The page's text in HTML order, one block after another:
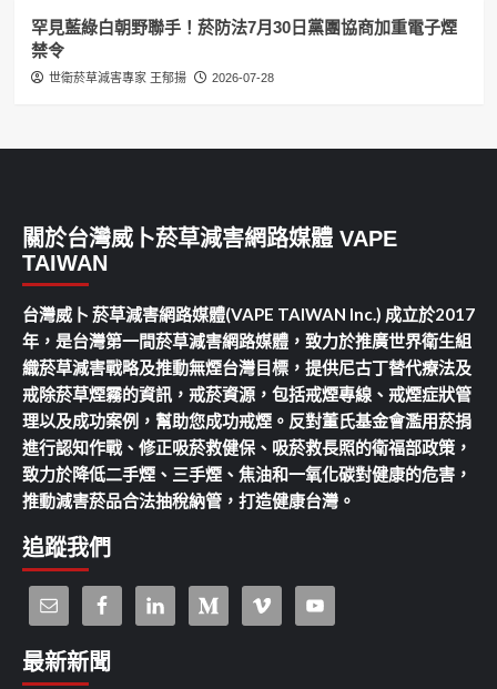
罕見藍綠白朝野聯手！菸防法7月30日黨團協商加重電子煙
禁令
世衛菸草減害專家 王郁揚 2026-07-28
關於台灣威卜菸草減害網路媒體 VAPE
TAIWAN
台灣威卜 菸草減害網路媒體(VAPE TAIWAN Inc.) 成立於2017
年，是台灣第一間菸草減害網路媒體，致力於推廣世界衛生組
織菸草減害戰略及推動無煙台灣目標，提供尼古丁替代療法及
戒除菸草煙霧的資訊，戒菸資源，包括戒煙專線、戒煙症狀管
理以及成功案例，幫助您成功戒煙。反對董氏基金會濫用菸捐
進行認知作戰、修正吸菸救健保、吸菸救長照的衛福部政策，
致力於降低二手煙、三手煙、焦油和一氧化碳對健康的危害，
推動減害菸品合法抽稅納管，打造健康台灣。
追蹤我們
最新新聞